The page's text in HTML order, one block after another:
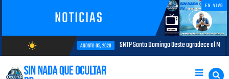
NOTICIAS
EN VIVO
wb_sunny
AGOSTO/6/2026
AGOSTO 05, 2026 SNTP Santo Domingo Oeste agradece al MAP e impulsará